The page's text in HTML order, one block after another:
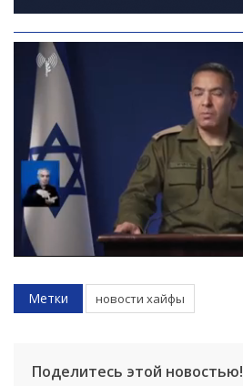
Метки новости хайфы
Поделитесь этой новостью!